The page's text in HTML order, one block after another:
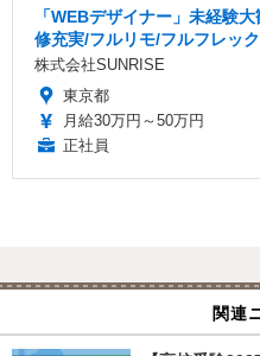
「WEBデザイナー」未経験
修充実/フルリモ/フルフレッ
株式会社SUNRISE
東京都
月給30万円～50万円
正社員
関連